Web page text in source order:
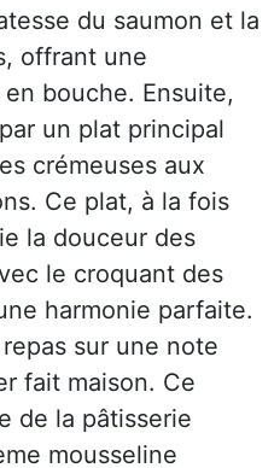
du saumon et la
offrant une
bouche. Ensuite,
un plat principal
crémeuses aux
Ce plat, à la fois
la douceur des
le croquant des
harmonie parfaite.
sur une note
fait maison. Ce
de la pâtisserie
mousseline